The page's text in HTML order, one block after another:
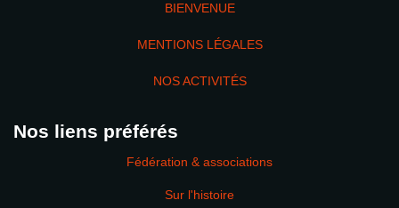
BIENVENUE
MENTIONS LÉGALES
NOS ACTIVITÉS
Nos liens préférés
Fédération & associations
Sur l'histoire